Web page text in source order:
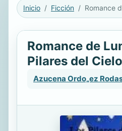
Inicio Ficción
Romance de
Pilares del Cielo
Azucena Ordo„ez